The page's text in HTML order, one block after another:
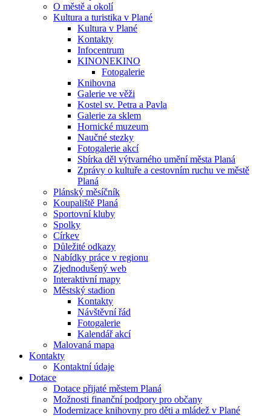
O městě a okolí
Kultura a turistika v Plané
Kultura v Plané
Kontakty
Infocentrum
KINONEKINO
Fotogalerie
Knihovna
Galerie ve věži
Kostel sv. Petra a Pavla
Galerie za sklem
Hornické muzeum
Naučné stezky
Fotogalerie akcí
Sbírka děl výtvarného umění města Planá
Zprávy o kultuře a cestovním ruchu ve městě
Planá
Plánský měsíčník
Koupaliště Planá
Sportovní kluby
Spolky
Církev
Důležité odkazy
Nabídky práce v regionu
Zjednodušený web
Interaktivní mapy
Městský stadion
Kontakty
Návštěvní řád
Fotogalerie
Kalendář akcí
Malovaná mapa
Kontakty
Kontaktní údaje
Dotace
Dotace přijaté městem Planá
Možnosti finanční podpory pro občany
Modernizace knihovny pro děti a mládež v Plané